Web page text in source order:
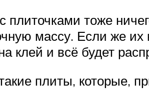
плиточками тоже
массу. Если же их
клей и всё будет
плиты, которые,